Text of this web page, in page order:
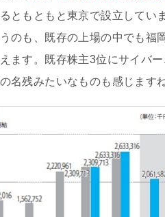
ともともと東京で設立してい
うのも、既存の上場の中でも
ます。既存株主3位にサイバ
名残みたいなものも感じますね